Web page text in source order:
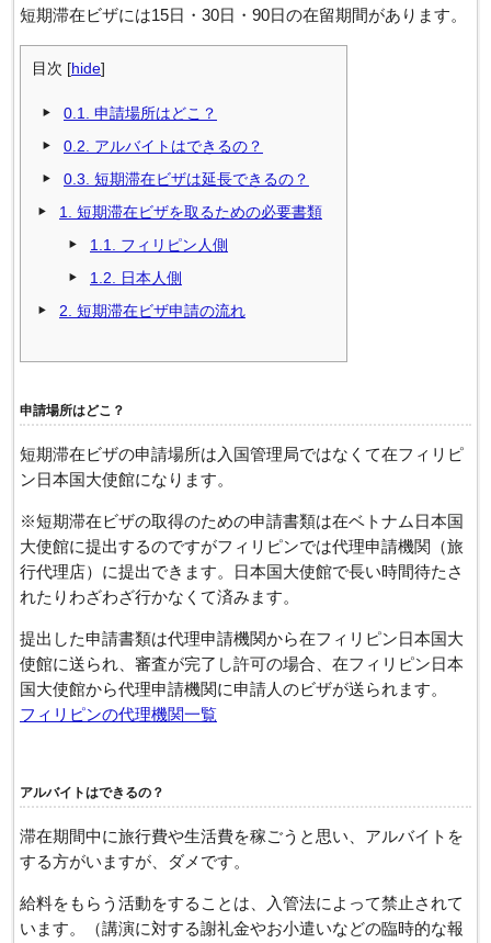
短期滞在ビザには15日・30日・90日の在留期間があります。
目次 [hide]
0.1.
申請場所はどこ？
0.2.
アルバイトはできるの？
0.3. 短期滞在ビザは延長できるの？
1.
短期滞在ビザを取るための必要書類
1.1.
フィリピン人側
1.2.
日本人側
2. 短期滞在ビザ申請の流れ
申請場所はどこ？
短期滞在ビザの申請場所は入国管理局ではなくて在フィリピ
ン日本国大使館になります。
※短期滞在ビザの取得のための申請書類は在ベトナム日本国
大使館に提出するのですがフィリピンでは代理申請機関（旅
行代理店）に提出できます。日本国大使館で長い時間待たさ
れたりわざわざ行かなくて済みます。
提出した申請書類は代理申請機関から在フィリピン日本国大
使館に送られ、審査が完了し許可の場合、在フィリピン日本
国大使館から代理申請機関に申請人のビザが送られます。
フィリピンの代理機関一覧
アルバイトはできるの？
滞在期間中に旅行費や生活費を稼ごうと思い、アルバイトを
する方がいますが、ダメです。
給料をもらう活動をすることは、入管法によって禁止されて
います。（講演に対する謝礼金やお小遣いなどの臨時的な報